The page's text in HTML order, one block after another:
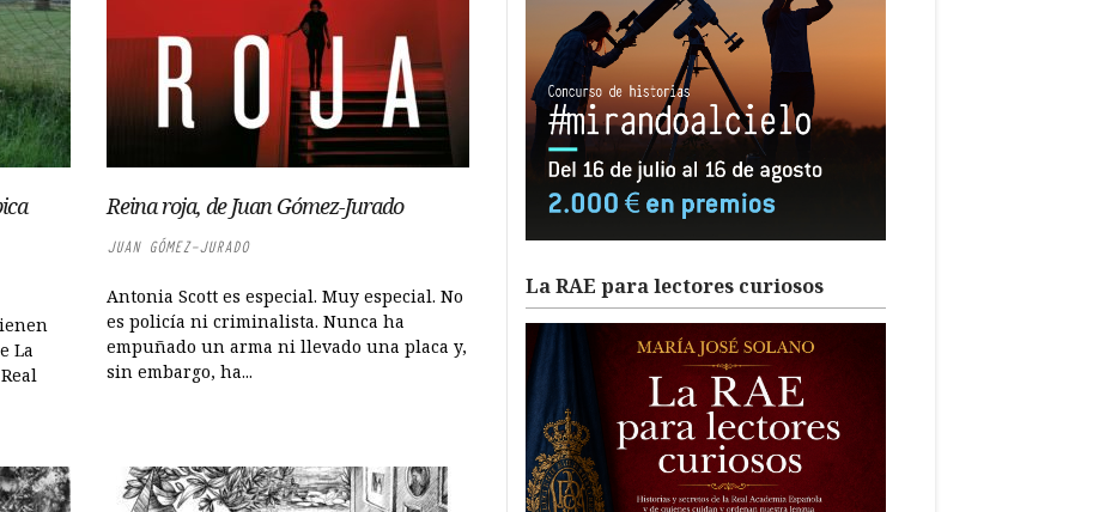
La
Reina roja, de Juan Gómez-Jurado
JUAN GÓMEZ-JURADO
Antonia Scott es especial. Muy especial. No
es policía ni criminalista. Nunca ha
empuñado un arma ni llevado una placa y,
sin embargo, ha...
La RAE para lectores curiosos